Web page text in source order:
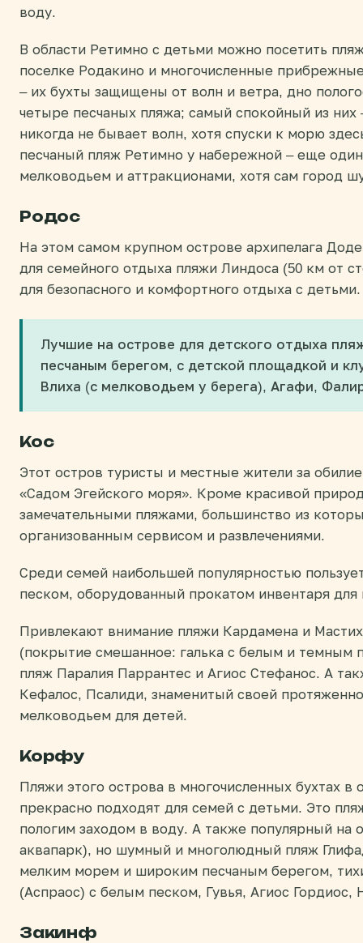
воду.
В области Ретимно с детьми можно посетить
поселке Родакино и многочисленные
– их бухты защищены от волн и ветра, дно
четыре песчаных пляжа; самый спокойный из них
никогда не бывает волн, хотя спуски к морю
песчаный пляж Ретимно у набережной – еще
мелководьем и аттракционами, хотя сам город
Родос
На этом самом крупном острове архипелага
для семейного отдыха пляжи Линдоса (50 км от
для безопасного и комфортного отдыха с детьми.
Лучшие на острове для детского отдыха
песчаным берегом, с детской площадкой и
Влиха (с мелководьем у берега), Агафи,
Кос
Этот остров туристы и местные жители за
«Садом Эгейского моря». Кроме красивой
замечательными пляжами, большинство из
организованным сервисом и развлечениями.
Среди семей наибольшей популярностью
песком, оборудованный прокатом инвентаря для
Привлекают внимание пляжи Кардамена и
(покрытие смешанное: галька с белым и темным
пляж Паралия Паррантес и Агиос Стефанос. А
Кефалос, Псалиди, знаменитый своей
мелководьем для детей.
Корфу
Пляжи этого острова в многочисленных бухтах в
прекрасно подходят для семей с детьми. Это
пологим заходом в воду. А также популярный на
аквапарк), но шумный и многолюдный пляж
мелким морем и широким песчаным берегом,
(Аспраос) с белым песком, Гувья, Агиос Гордиос,
Закинф